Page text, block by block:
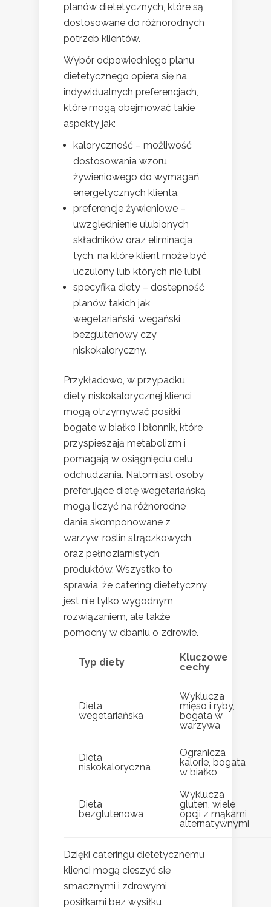
planów dietetycznych, które są
dostosowane do różnorodnych
potrzeb klientów.
Wybór odpowiedniego planu
dietetycznego opiera się na
indywidualnych preferencjach,
które mogą obejmować takie
aspekty jak:
kaloryczność – możliwość
dostosowania wzoru
żywieniowego do wymagań
energetycznych klienta,
preferencje żywieniowe –
uwzględnienie ulubionych
składników oraz eliminacja
tych, na które klient może być
uczulony lub których nie lubi,
specyfika diety – dostępność
planów takich jak
wegetariański, wegański,
bezglutenowy czy
niskokaloryczny.
Przykładowo, w przypadku
diety niskokalorycznej klienci
mogą otrzymywać posiłki
bogate w białko i błonnik, które
przyspieszają metabolizm i
pomagają w osiągnięciu celu
odchudzania. Natomiast osoby
preferujące dietę wegetariańską
mogą liczyć na różnorodne
dania skomponowane z
warzyw, roślin strączkowych
oraz pełnoziarnistych
produktów. Wszystko to
sprawia, że catering dietetyczny
jest nie tylko wygodnym
rozwiązaniem, ale także
pomocny w dbaniu o zdrowie.
Typ diety
Kluczowe
cechy
Dieta
wegetariańska
Wyklucza
mięso i ryby,
bogata w
warzywa
Dieta
niskokaloryczna
Ogranicza
kalorie, bogata
w białko
Dieta
bezglutenowa
Wyklucza
gluten, wiele
opcji z mąkami
alternatywnymi
Dzięki cateringu dietetycznemu
klienci mogą cieszyć się
smacznymi i zdrowymi
posiłkami bez wysiłku